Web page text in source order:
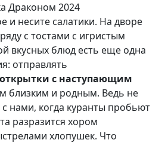
Драконом 2024
и несите салатики. На дворе
с тостами с игристым
вкусных блюд есть еще одна
отправлять
с наступающим
близким и родным. Ведь не
нами, когда куранты пробьют
разразится хором
хлопушек. Что